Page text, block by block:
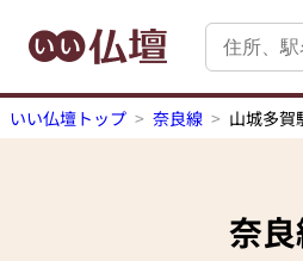
いい仏壇トップ 奈良線 山城多賀
奈